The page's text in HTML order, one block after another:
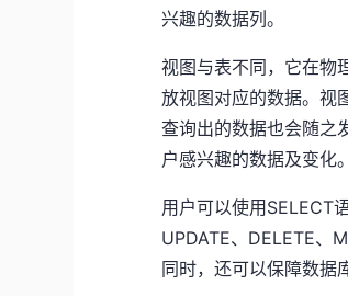
兴趣的数据列。
视图与表不同，它在物
放视图对应的数据。视
查询出的数据也会随之
户感兴趣的数据及变化
用户可以使用SELECT
UPDATE、DELETE、
同时，还可以保障数据